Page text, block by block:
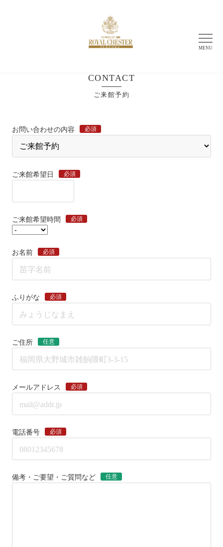
MENU
CONTACT
ご来館予約
お問い合わせの内容 必須
ご来館希望日 必須
ご来館希望時間 必須
お名前 必須
ふりがな 必須
ご住所 任意
メールアドレス 必須
電話番号 必須
備考・ご要望・ご質問など 任意